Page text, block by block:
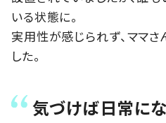
いる状態に。
実用性が感じられず、ママ
した。
気づけば日常に